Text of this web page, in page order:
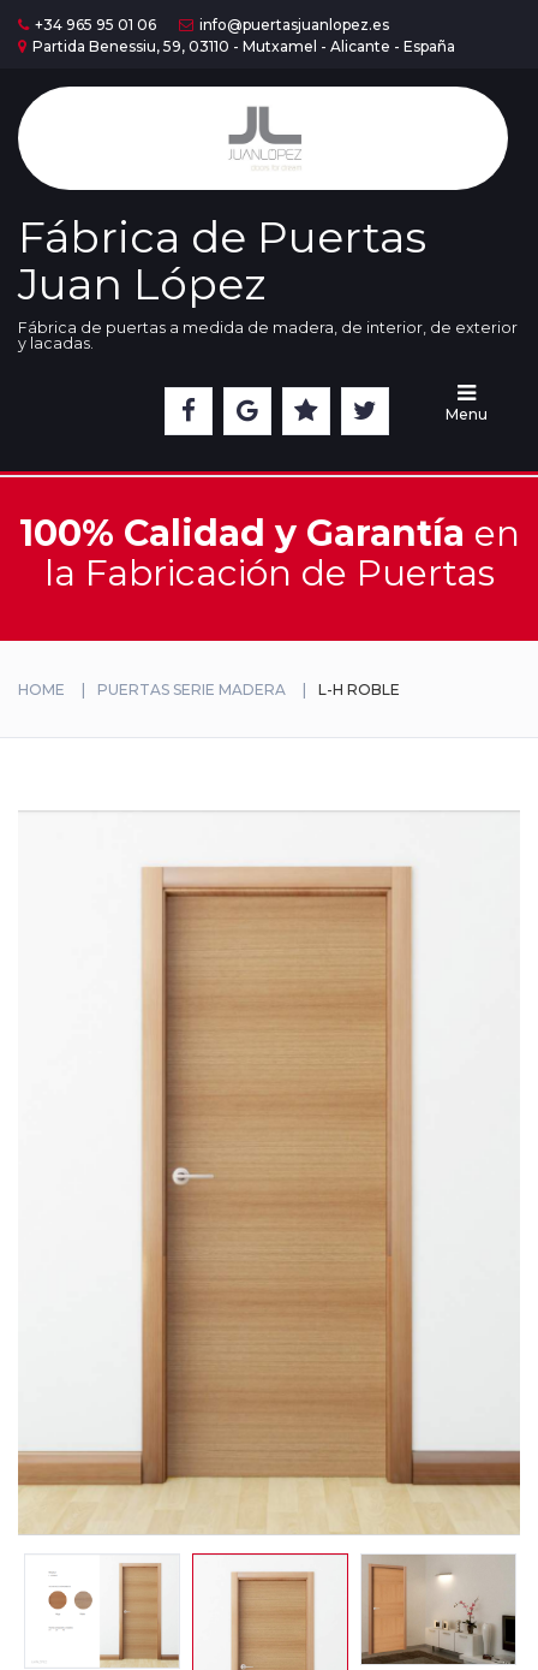
+34 965 95 01 06
info@puertasjuanlopez.es
Partida Benessiu, 59, 03110 - Mutxamel - Alicante - España
Fábrica de Puertas
Juan López
Fábrica de puertas a medida de madera, de interior, de exterior
y lacadas.
Menu
Home
Puertas
Serie
Puertas
Serie
Lac
Exposición
Acabados
Materiales
Catálogo
100% Calidad y Garantía en
la Fabricación de Puertas
HOME PUERTAS SERIE MADERA L-H ROBLE